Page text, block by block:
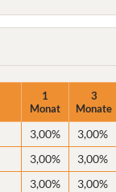
1
Monat
3
Monate
3,00% 3,00%
3,00% 3,00%
3,00% 3,00%